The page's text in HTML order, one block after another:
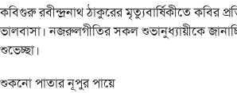
কবিগুরু রবীন্দ্রনাথ ঠাকুরের মৃত্যুবার্ষিকীতে কবির
ভালবাসা। নজরুলগীতির সকল শুভানুধ্যায়ীকে
শুভেচ্ছা।
শুকনো পাতার নূপুর পায়ে